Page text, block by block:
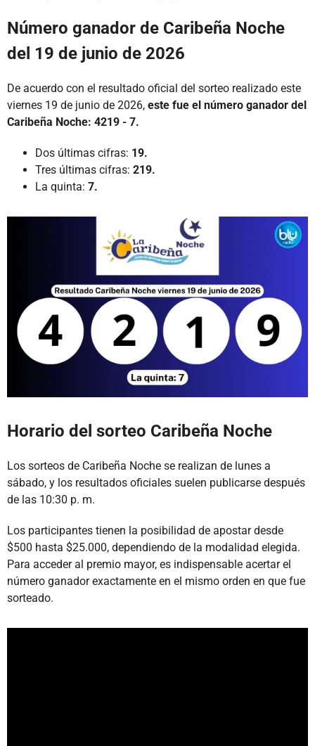
Número ganador de Caribeña Noche
del 19 de junio de 2026
De acuerdo con el resultado oficial del sorteo realizado este
viernes 19 de junio de 2026, este fue el número ganador del
Caribeña Noche: 4219 - 7.
Dos últimas cifras: 19.
Tres últimas cifras: 219.
La quinta: 7.
Horario del sorteo Caribeña Noche
Los sorteos de Caribeña Noche se realizan de lunes a
sábado, y los resultados oficiales suelen publicarse después
de las 10:30 p. m.
Los participantes tienen la posibilidad de apostar desde
$500 hasta $25.000, dependiendo de la modalidad elegida.
Para acceder al premio mayor, es indispensable acertar el
número ganador exactamente en el mismo orden en que fue
sorteado.